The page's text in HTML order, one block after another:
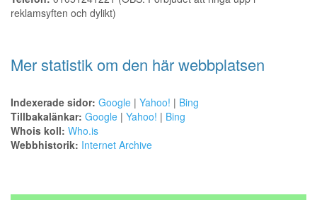
reklamsyften och dylikt)
Mer statistik om den här webbplatsen
Indexerade sidor: Google | Yahoo! | Bing
Tillbakalänkar: Google | Yahoo! | Bing
Whois koll: Who.is
Webbhistorik: Internet Archive